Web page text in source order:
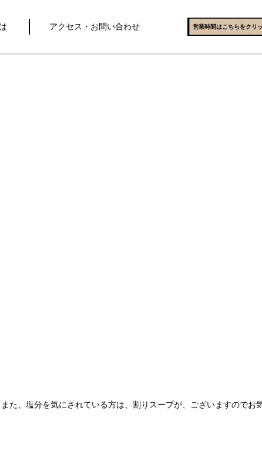
アクセス・お問い合わせ 営業時間はこちらをクリ
、塩分を気にされている方は、割りスープが、ございますのでお